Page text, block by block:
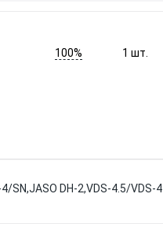
100% 1шт.
SN,JASO DH-2,VDS-4.5/VDS-4